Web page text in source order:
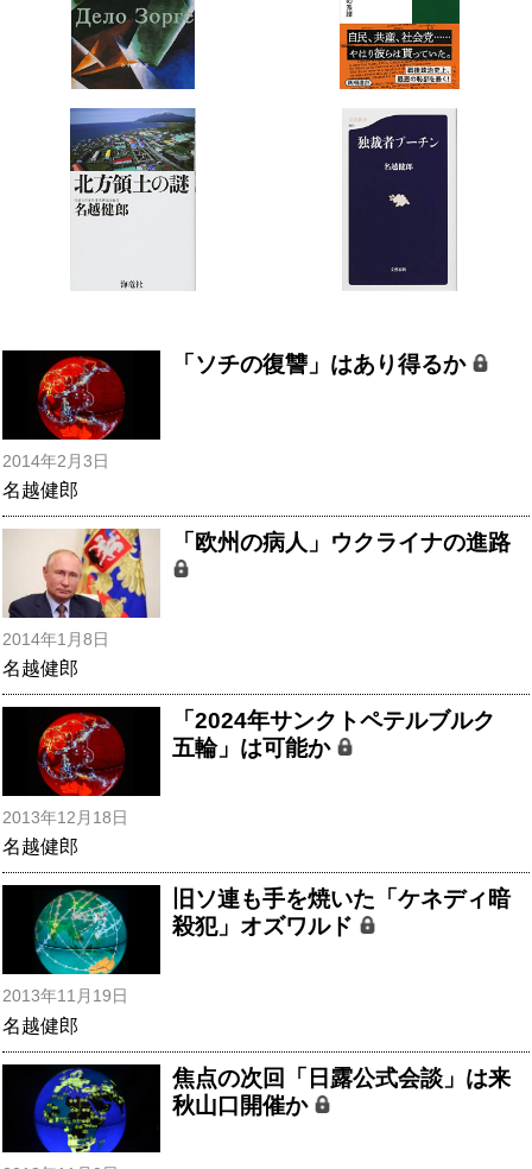
「ソチの復讐」はあり得るか
2014年2月3日
名越健郎
「欧州の病人」ウクライナの進路
2014年1月8日
名越健郎
「2024年サンクトペテルブルク
五輪」は可能か
2013年12月18日
名越健郎
旧ソ連も手を焼いた「ケネディ暗
殺犯」オズワルド
2013年11月19日
名越健郎
焦点の次回「日露公式会談」は来
秋山口開催か